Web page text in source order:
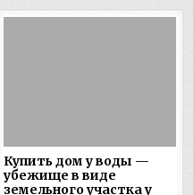
Купить дом у воды —
убежище в виде
земельного участка у